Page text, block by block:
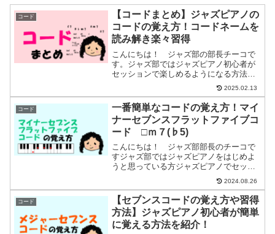
コード
【コードまとめ】ジャズピアノの
コードの覚え方！コードネームを
読み解き楽々習得
こんにちは！ ジャズ部の部長チーコで
す。ジャズ部ではジャズピアノ初心者が
セッションで楽しめるようになる方法を
紹介しています。・コードを勉強してい
るが、全然読めるようにならない・コー
ドが覚えられずジャズピアノをあきらめ
ようとしているジャズピア...
2025.02.13
コード
一番簡単なコードの覚え方！マイ
ナーセブンスフラットファイブコ
ード □ｍ７(♭5)
こんにちは！ ジャズ部部長のチーコで
すジャズ部ではジャズピアノをはじめよ
うと思っている方ジャズピアノでセッシ
ョンに参加したい方ジャズピアノをもっ
と楽しみたい方に分かりやすくセッショ
ンで楽しめるようになるまでの練習方法
などを紹介しています今回...
2024.08.26
コード
【セブンスコードの覚え方や習得
方法】ジャズピアノ初心者が簡単
に覚える方法を紹介！